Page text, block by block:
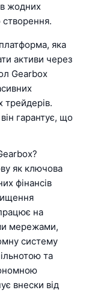
жодних
створення.
яка
активи через
Gearbox
трейдерів.
гарантує, що
як ключова
фінансів
на
мережами,
систему
та
внески від